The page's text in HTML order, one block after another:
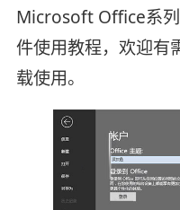
Microsoft Office系
件使用教程，欢迎有
载使用。